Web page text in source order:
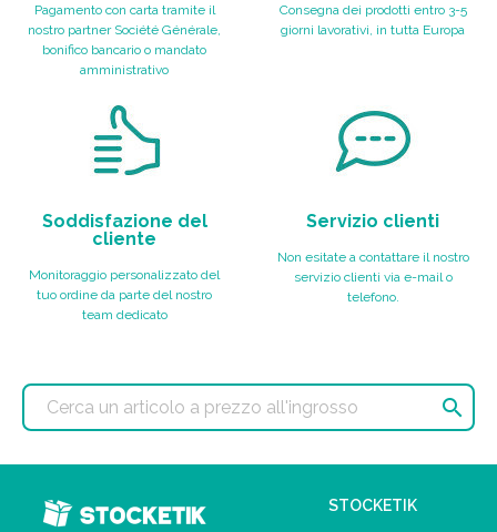
Pagamento con carta tramite il
nostro partner Société Générale,
bonifico bancario o mandato
amministrativo
Consegna dei prodotti entro 3-5
giorni lavorativi, in tutta Europa
Soddisfazione del
cliente
Monitoraggio personalizzato del
tuo ordine da parte del nostro
team dedicato
Servizio clienti
Non esitate a contattare il nostro
servizio clienti via e-mail o
telefono.

STOCKETIK